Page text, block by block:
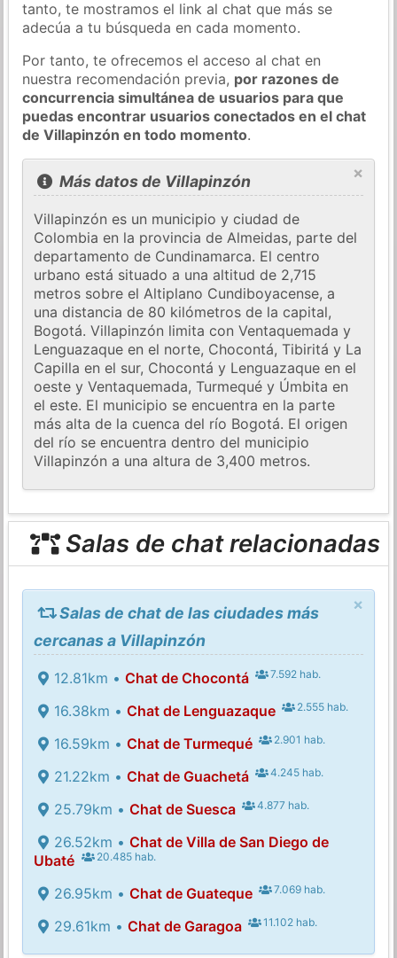
tanto, te mostramos el link al chat que más se
adecúa a tu búsqueda en cada momento.
Por tanto, te ofrecemos el acceso al chat en
nuestra recomendación previa, por razones de
concurrencia simultánea de usuarios para que
puedas encontrar usuarios conectados en el chat
de Villapinzón en todo momento.
×
Más datos de Villapinzón
Villapinzón es un municipio y ciudad de
Colombia en la provincia de Almeidas, parte del
departamento de Cundinamarca. El centro
urbano está situado a una altitud de 2,715
metros sobre el Altiplano Cundiboyacense, a
una distancia de 80 kilómetros de la capital,
Bogotá. Villapinzón limita con Ventaquemada y
Lenguazaque en el norte, Chocontá, Tibiritá y La
Capilla en el sur, Chocontá y Lenguazaque en el
oeste y Ventaquemada, Turmequé y Úmbita en
el este. El municipio se encuentra en la parte
más alta de la cuenca del río Bogotá. El origen
del río se encuentra dentro del municipio
Villapinzón a una altura de 3,400 metros.
Salas de chat relacionadas
×
Salas de chat de las ciudades más
cercanas a Villapinzón
12.81km • Chat de Chocontá 7.592 hab.
16.38km • Chat de Lenguazaque 2.555 hab.
16.59km • Chat de Turmequé 2.901 hab.
21.22km • Chat de Guachetá 4.245 hab.
25.79km • Chat de Suesca 4.877 hab.
26.52km • Chat de Villa de San Diego de
Ubaté
20.485 hab.
26.95km • Chat de Guateque 7.069 hab.
29.61km • Chat de Garagoa 11.102 hab.